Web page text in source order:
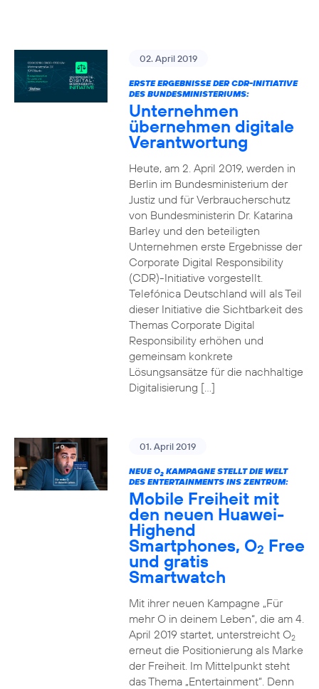
02. April 2019
ERSTE ERGEBNISSE DER CDR-INITIATIVE
DES BUNDESMINISTERIUMS:
Unternehmen
übernehmen digitale
Verantwortung
Heute, am 2. April 2019, werden in
Berlin im Bundesministerium der
Justiz und für Verbraucherschutz
von Bundesministerin Dr. Katarina
Barley und den beteiligten
Unternehmen erste Ergebnisse der
Corporate Digital Responsibility
(CDR)-Initiative vorgestellt.
Telefónica Deutschland will als Teil
dieser Initiative die Sichtbarkeit des
Themas Corporate Digital
Responsibility erhöhen und
gemeinsam konkrete
Lösungsansätze für die nachhaltige
Digitalisierung […]
01. April 2019
NEUE O2KAMPAGNE STELLT DIE WELT
DES ENTERTAINMENTS INS ZENTRUM:
Mobile Freiheit mit
den neuen Huawei-
Highend
Smartphones, O2 Free
und gratis
Smartwatch
Mit ihrer neuen Kampagne „Für
mehr O in deinem Leben“, die am 4.
April 2019 startet, unterstreicht O2
erneut die Positionierung als Marke
der Freiheit. Im Mittelpunkt steht
das Thema „Entertainment“. Denn